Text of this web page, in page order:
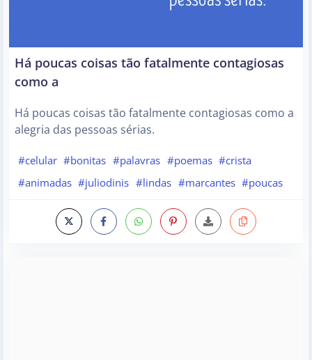
Há poucas coisas tão fatalmente contagiosas
como a
Há poucas coisas tão fatalmente contagiosas como a
alegria das pessoas sérias.
#celular #bonitas #palavras #poemas #crista
#animadas #juliodinis #lindas #marcantes #poucas